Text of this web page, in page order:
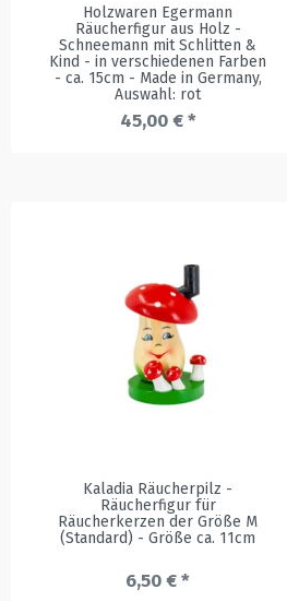
Holzwaren Egermann
Räucherfigur aus Holz -
Schneemann mit Schlitten &
Kind - in verschiedenen Farben
- ca. 15cm - Made in Germany,
Auswahl: rot
45,00 € *
Kaladia Räucherpilz -
Räucherfigur für
Räucherkerzen der Größe M
(Standard) - Größe ca. 11cm
6,50 € *